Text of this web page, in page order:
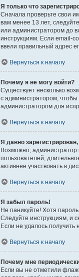
Я только что
Сначала проверьте свои
вам менее 13 лет,
или администратором до
инструкциям. Если email-
ввели правильный адрес
Вернуться к началу
Почему я не могу войти?
Существует несколько
с администратором,
администратором для
Вернуться к началу
Я давно
Возможно, администратор
пользователей,
активнее участвовать в
Вернуться к началу
Я забыл пароль!
Не паникуйте! Хотя
Следуйте инструкциям, и
Если не удалось
Вернуться к началу
Почему мне
Если вы не отметили